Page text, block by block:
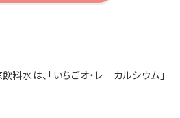
料水は、「いちごオ・レ カルシウム」